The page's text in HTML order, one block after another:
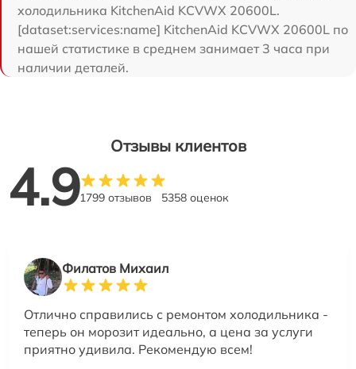
холодильника KitchenAid KCVWX 20600L.
[dataset:services:name] KitchenAid KCVWX 20600L по
нашей статистике в среднем занимает 3 часа при
наличии деталей.
Отзывы клиентов
4.91799 отзывов 5358 оценок
Филатов Михаил
Отлично справились с ремонтом холодильника -
теперь он морозит идеально, а цена за услуги
приятно удивила. Рекомендую всем!